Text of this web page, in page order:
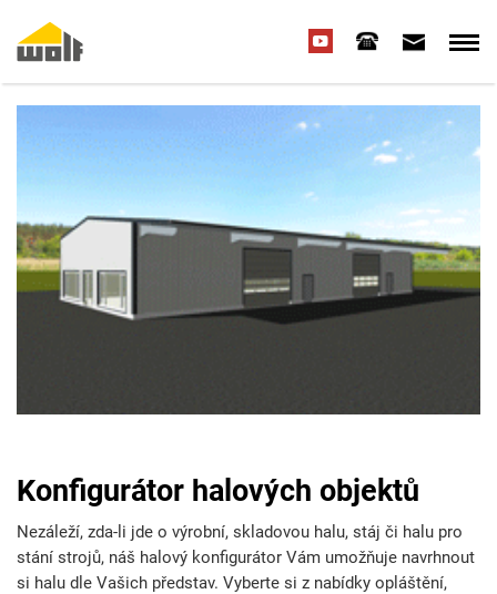
Konfigurátor halových objektů
Nezáleží, zda-li jde o výrobní, skladovou halu, stáj či halu pro
stání strojů, náš halový konfigurátor Vám umožňuje navrhnout
si halu dle Vašich představ. Vyberte si z nabídky opláštění,